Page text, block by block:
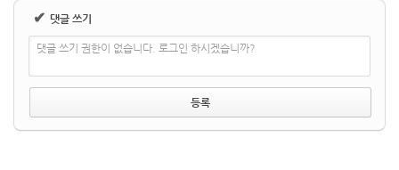
✔ 댓글 쓰기
댓글 쓰기 권한이 없습니다. 로그인 하시겠습니까?